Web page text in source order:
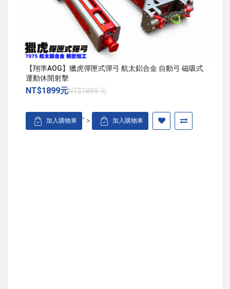
【翔準AOG】獵虎彈匣式彈弓 航太鋁合金 自動弓 磁吸式
運動休閒射擊
NT$1899元NT$1899 元
加入購物車 " > 加入購物車